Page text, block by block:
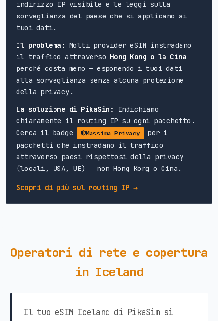
indirizzo IP visibile e le leggi sulla
sorveglianza del paese che si applicano ai
tuoi dati.
Il problema: Molti provider eSIM instradano
il traffico attraverso Hong Kong o la Cina
perché costa meno — esponendo i tuoi dati
alla sorveglianza senza alcuna protezione
della privacy.
La soluzione di PikaSim:
Indichiamo
chiaramente il routing IP su ogni pacchetto.
Cerca il badge
Massima Privacy
per i
pacchetti che instradano il traffico
attraverso paesi rispettosi della privacy
(locali, USA, UE) — non Hong Kong o Cina.
Scopri di più sul routing IP →
Operatori di rete e copertura
in Iceland
Il tuo eSIM Iceland di PikaSim si